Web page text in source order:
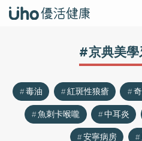
#京典美
毒油 紅斑性狼瘡
魚刺卡喉嚨
中耳炎
安寧病房